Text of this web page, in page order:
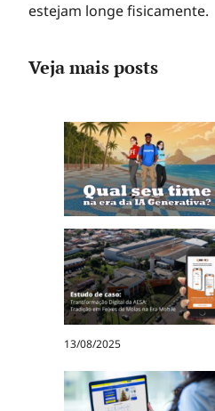
estejam longe fisicamente.
Veja mais posts
13/08/2025